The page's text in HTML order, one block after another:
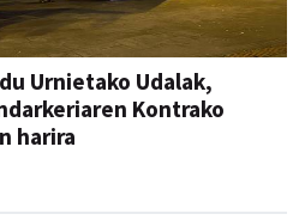
Urnietako Udalak,
Kontrako
harira